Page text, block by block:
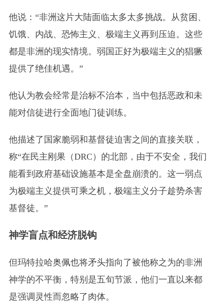
他说：“非洲这片大陆面临太多太多挑战。从贫困、
饥饿、内战、恐怖主义、极端主义再到压迫。这些
都是非洲的现实情境。弱国正好为极端主义的猖獗
提供了绝佳机遇。”
他认为教会经常是治标不治本，当中包括恶政和未
能对信徒进行全面地门徒训练。
他描述了国家脆弱和基督徒迫害之间的直接关联，
称“在民主刚果 （DRC） 的北部，由于不安全，我们
能看到政府基础设施基本是全盘崩溃的。这一弱点
为极端主义提供可乘之机，极端主义分子趁势杀害
基督徒。”
神学盲点和经济脱钩
但玛特拉哈奥佩也将矛头指向了被他称之为的非洲
神学的不平衡，特别是五旬节派，他们一直以来都
是强调灵性而忽略了肉体。